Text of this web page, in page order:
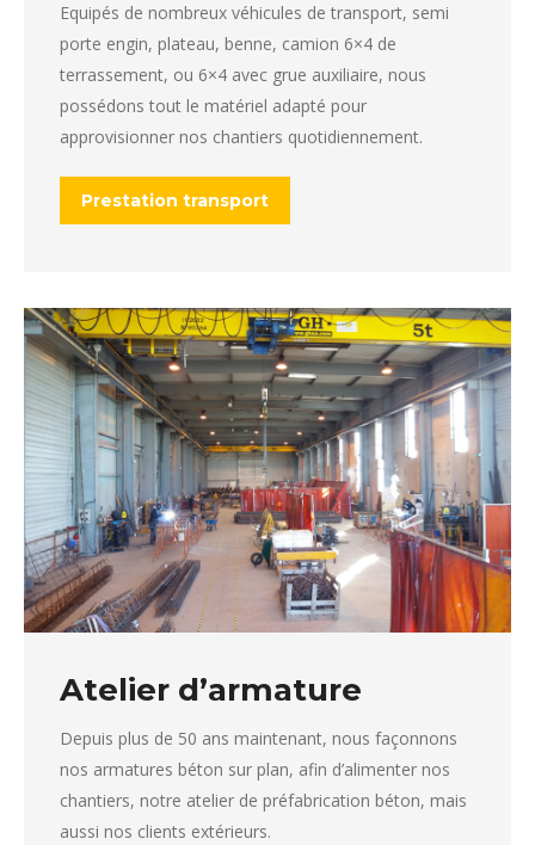
Equipés de nombreux véhicules de transport, semi
porte engin, plateau, benne, camion 6×4 de
terrassement, ou 6×4 avec grue auxiliaire, nous
possédons tout le matériel adapté pour
approvisionner nos chantiers quotidiennement.
Prestation transport
Atelier d’armature
Depuis plus de 50 ans maintenant, nous façonnons
nos armatures béton sur plan, afin d’alimenter nos
chantiers, notre atelier de préfabrication béton, mais
aussi nos clients extérieurs.